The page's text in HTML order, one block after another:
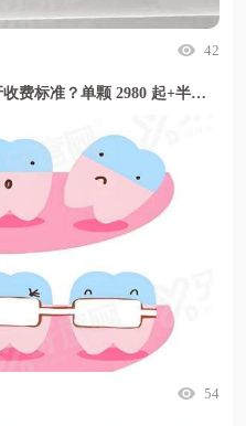
42
四川达州医附大口腔 2026 种植牙收费标准？单颗 2980 起+半口优惠多，价格透明放心种
54